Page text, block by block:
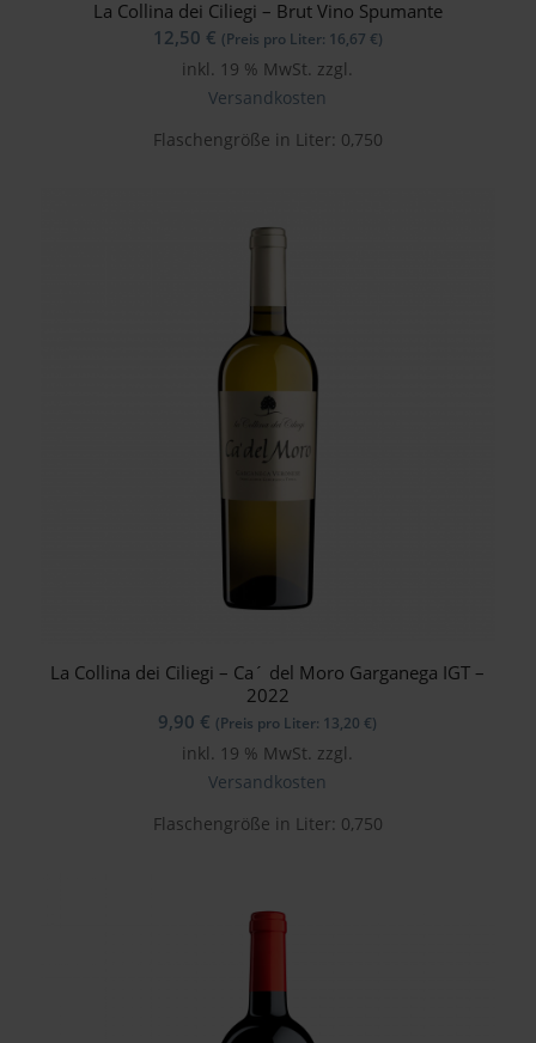
La Collina dei Ciliegi – Brut Vino Spumante
12,50 € (Preis pro Liter: 16,67 €)
inkl. 19 % MwSt. zzgl.
Versandkosten
Flaschengröße in Liter: 0,750
La Collina dei Ciliegi – Ca´ del Moro Garganega IGT –
2022
9,90 € (Preis pro Liter: 13,20 €)
inkl. 19 % MwSt. zzgl.
Versandkosten
Flaschengröße in Liter: 0,750